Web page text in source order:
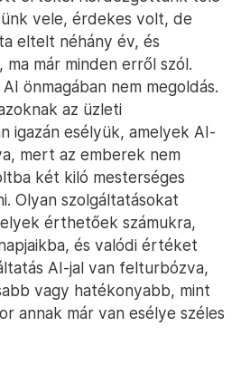
vele, érdekes volt, de
eltelt néhány év, és
már minden erről szól.
önmagában nem megoldás.
az üzleti
igazán esélyük, amelyek AI-
mert az emberek nem
két kiló mesterséges
Olyan szolgáltatásokat
érthetőek számukra,
és valódi értéket
AI-jal van felturbózva,
vagy hatékonyabb, mint
annak már van esélye széles